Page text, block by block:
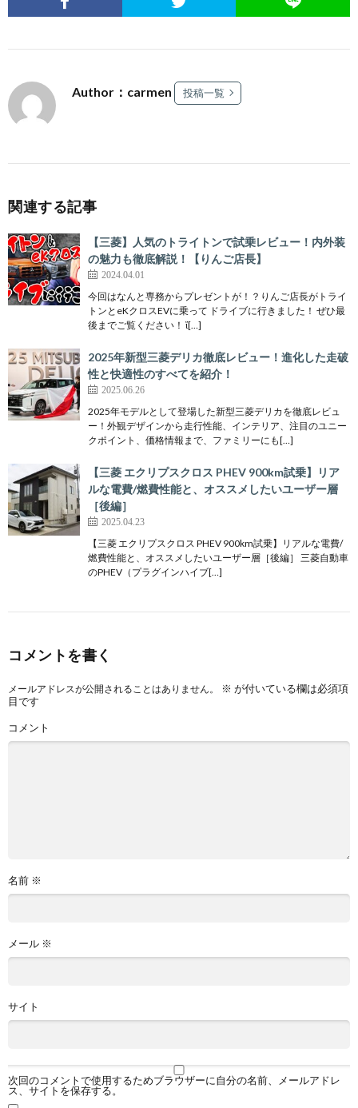
Author：carmen 投稿一覧
関連する記事
【三菱】人気のトライトンで試乗レビュー！内外装
の魅力も徹底解説！【りんご店長】
2024.04.01
今回はなんと専務からプレゼントが！？りんご店長がトライ
トンとeKクロスEVに乗って ドライブに行きました！ ぜひ最
後までご覧ください！ ἴ[…]
2025年新型三菱デリカ徹底レビュー！進化した走破
性と快適性のすべてを紹介！
2025.06.26
2025年モデルとして登場した新型三菱デリカを徹底レビュ
ー！外観デザインから走行性能、インテリア、注目のユニー
クポイント、価格情報まで、ファミリーにも[…]
【三菱 エクリプスクロス PHEV 900km試乗】リア
ルな電費/燃費性能と、オススメしたいユーザー層
［後編］
2025.04.23
【三菱 エクリプスクロス PHEV 900km試乗】リアルな電費/
燃費性能と、オススメしたいユーザー層［後編］ 三菱自動車
のPHEV（プラグインハイブ[…]
コメントを書く
メールアドレスが公開されることはありません。 ※ が付いている欄は必須項
目です
コメント
名前 ※
メール ※
サイト
次回のコメントで使用するためブラウザーに自分の名前、メールアドレ
ス、サイトを保存する。